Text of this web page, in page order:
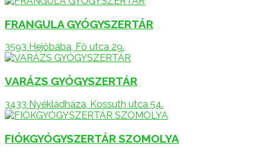
FRANGULA GYÓGYSZERTÁR
3593 Hejőbába, Fő utca 29.
VARÁZS GYÓGYSZERTÁR
3433 Nyékládháza, Kossuth utca 54.
FIÓKGYÓGYSZERTÁR SZOMOLYA